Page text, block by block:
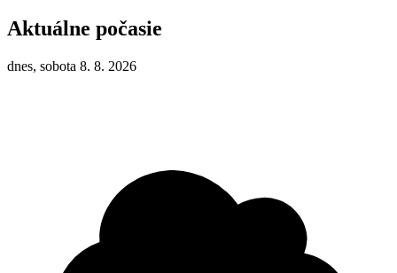
Aktuálne počasie
dnes, sobota 8. 8. 2026